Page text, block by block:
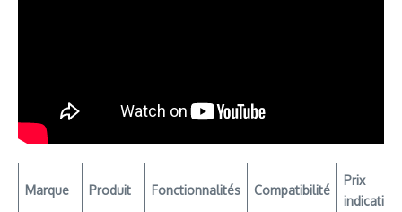
Marque Produit Fonctionnalités Compatibilité
Prix
indicatif